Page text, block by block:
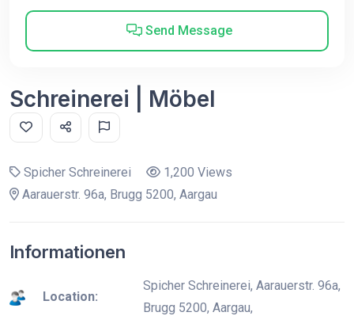
Send Message
Schreinerei | Möbel
Spicher Schreinerei
1,200 Views
Aarauerstr. 96a, Brugg 5200, Aargau
Informationen
Location:
Spicher Schreinerei, Aarauerstr. 96a,
Brugg 5200, Aargau,